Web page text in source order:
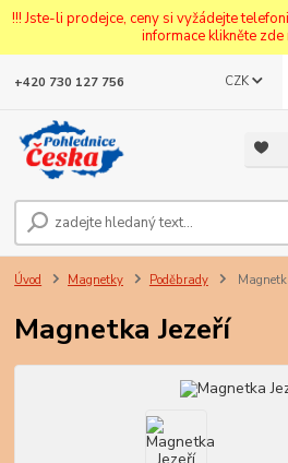
!!! Jste-li prodejce, ceny si vyžádejte
informace klikněte zde
CZK
+420 730 127 756
Úvod Magnetky Poděbrady
Magnetka Jezeří